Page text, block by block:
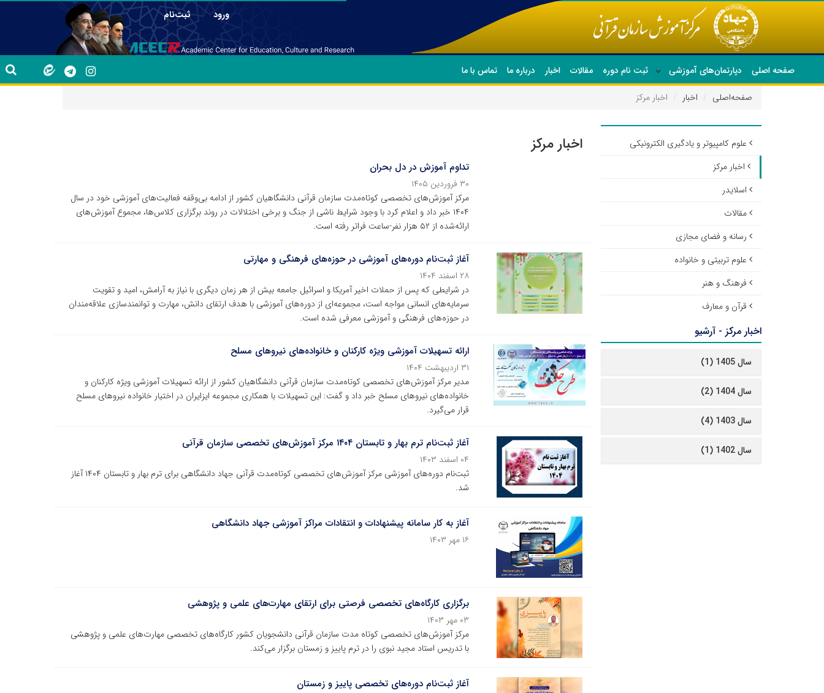
ورود | ثبت‌نام
صفحه اصلی دپارتمان‌های آموزشی ثبت نام دوره مقالات اخبار درباره ما
تماس با ما
صفحه‌اصلی
اخبار اخبار مرکز
اخبار مرکز
تداوم آموزش در دل بحران
۳۰ فروردین ۱۴۰۵
مرکز آموزش‌های تخصصی کوتاه‌مدت سازمان قرآنی دانشگاهیان کشور از ادامه بی‌وقفه فعالیت‌های آموزشی خود در سال
۱۴۰۴ خبر داد و اعلام کرد با وجود شرایط ناشی از جنگ و برخی اختلالات در روند برگزاری کلاس‌ها، مجموع آموزش‌های
ارائه‌شده از ۵۲ هزار نفر-ساعت فراتر رفته است.
آغاز ثبت‌نام دوره‌های آموزشی در حوزه‌های فرهنگی و مهارتی
۲۸ اسفند ۱۴۰۴
در شرایطی که پس از حملات اخیر آمریکا و اسرائیل جامعه بیش از هر زمان دیگری با نیاز به آرامش، امید و تقویت
سرمایه‌های انسانی مواجه است، مجموعه‌ای از دوره‌های آموزشی با هدف ارتقای دانش، مهارت و توانمندسازی علاقه‌مندان
در حوزه‌های فرهنگی و آموزشی معرفی شده است.
ارائه تسهیلات آموزشی ویژه کارکنان و خانواده‌های نیروهای مسلح
۳۱ اردیبهشت ۱۴۰۴
مدیر مرکز آموزش‌های تخصصی کوتاه‌مدت سازمان قرآنی دانشگاهیان کشور از ارائه تسهیلات آموزشی ویژه کارکنان و
خانواده‌های نیروهای مسلح خبر داد و گفت: این تسهیلات با همکاری مجموعه ایزایران در اختیار خانواده نیروهای مسلح
قرار می‌گیرد.
آغاز ثبت‌نام ترم بهار و تابستان ۱۴۰۴ مرکز آموزش‌های تخصصی سازمان قرآنی
۰۴ اسفند ۱۴۰۳
ثبت‌نام دوره‌های آموزشی مرکز آموزش‌های تخصصی کوتاه‌مدت قرآنی جهاد دانشگاهی برای ترم بهار و تابستان ۱۴۰۴ آغاز
شد.
آغاز به کار سامانه پیشنهادات و انتقادات مراکز آموزشی جهاد دانشگاهی
۱۶ مهر ۱۴۰۳
برگزاری کارگاه‌های تخصصی فرصتی برای ارتقای مهارت‌های علمی و پژوهشی
۰۳ مهر ۱۴۰۳
مرکز آموزش‌های تخصصی کوتاه مدت سازمان قرآنی دانشجویان کشور کارگاه‌های تخصصی مهارت‌های علمی و پژوهشی
با تدریس استاد مجید نبوی را در ترم پاییز و زمستان برگزار می‌کند.
آغاز ثبت‌نام دوره‌های تخصصی پاییز و زمستان
علوم کامپیوتر و یادگیری الکترونیکی
اخبار مرکز
اسلایدر
مقالات
رسانه و فضای مجازی
علوم تربیتی و خانواده
فرهنگ و هنر
قرآن و معارف
اخبار مرکز - آرشیو
سال 1405 (1)
سال 1404 (2)
سال 1403 (4)
سال 1402 (1)